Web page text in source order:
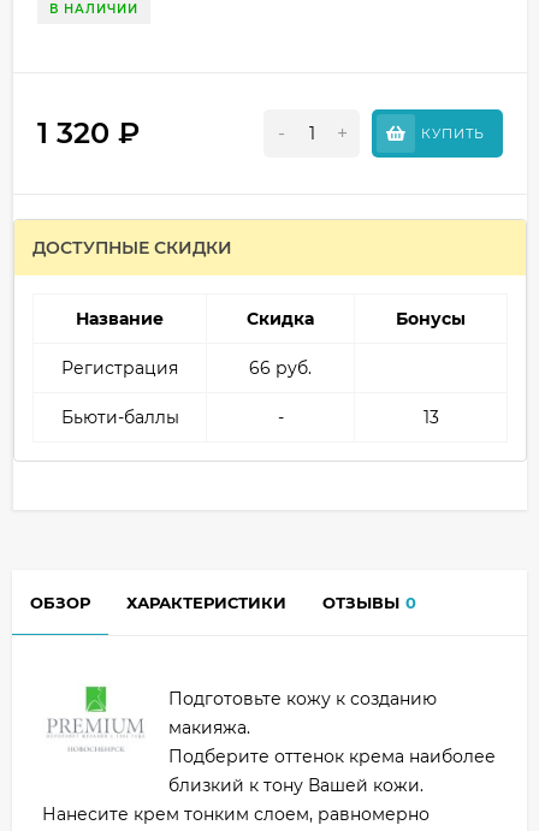
В НАЛИЧИИ
1 320 ₽ - + КУПИТЬ
ДОСТУПНЫЕ СКИДКИ
Название Скидка Бонусы
Регистрация 66 руб.
Бьюти-баллы - 13
ОБЗОР ХАРАКТЕРИСТИКИ ОТЗЫВЫ 0
Подготовьте кожу к созданию
макияжа.
Подберите оттенок крема наиболее
близкий к тону Вашей кожи.
Нанесите крем тонким слоем, равномерно